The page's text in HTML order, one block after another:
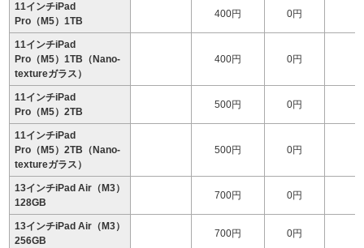
11インチiPad
Pro（M5）1TB
400円 0円
11インチiPad
Pro（M5）1TB（Nano-
textureガラス）
400円 0円
11インチiPad
Pro（M5）2TB
500円 0円
11インチiPad
Pro（M5）2TB（Nano-
textureガラス）
500円 0円
13インチiPad Air（M3）
128GB
700円 0円
13インチiPad Air（M3）
256GB
700円 0円